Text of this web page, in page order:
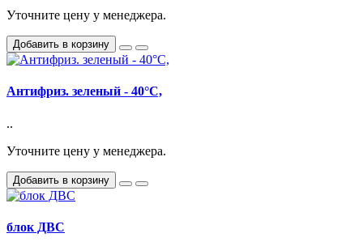
Уточните цену у менеджера.
Добавить в корзину
Антифриз. зеленый - 40°С,
..
Уточните цену у менеджера.
Добавить в корзину
блок ДВС